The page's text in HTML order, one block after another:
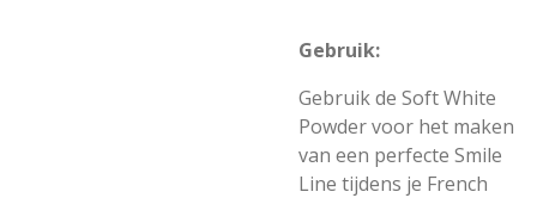
Gebruik:
Gebruik de Soft White
Powder voor het maken
van een perfecte Smile
Line tijdens je French